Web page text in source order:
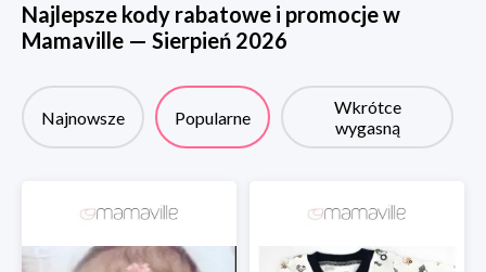
Najlepsze kody rabatowe i promocje w
Mamaville — Sierpień 2026
Najnowsze Popularne
Wkrótce
wygasną